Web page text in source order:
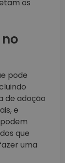
os
pode
de adoção
e
que
uma